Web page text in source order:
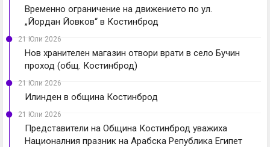
Временно ограничение на движението по ул.
„Йордан Йовков“ в Костинброд
21 Юли 2026
Нов хранителен магазин отвори врати в село Бучин
проход (общ. Костинброд)
21 Юли 2026
Илинден в община Костинброд
21 Юли 2026
Представители на Община Костинброд уважиха
Националния празник на Арабска Република Египет